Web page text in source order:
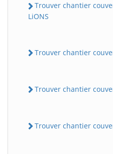
Trouver chantier
LiONS
Trouver chantier
Trouver chantier
Trouver chantier